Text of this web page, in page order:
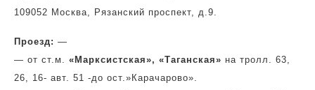
109052 Москва, Рязанский проспект, д.9.
Проезд: —
— от ст.м. «Марксистская», «Таганская» на тролл. 63,
26, 16- авт. 51 -до ост.»Карачарово».